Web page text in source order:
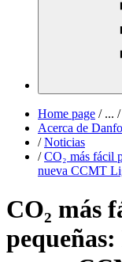
Home page /... /
Acerca de
/ Noticias
/ CO₂ más fácil
nueva CCMT
CO₂ más